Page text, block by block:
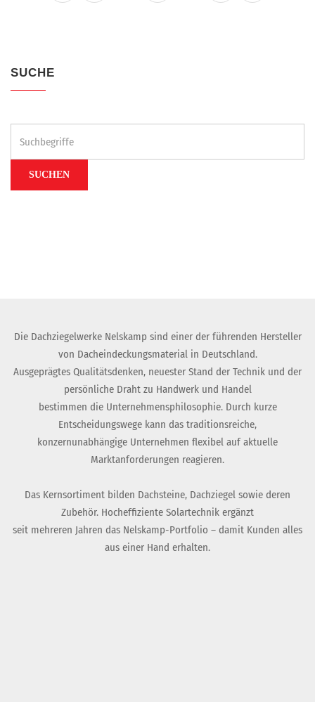
SUCHE
SUCHEN
Die Dachziegelwerke Nelskamp sind einer der führenden Hersteller
von Dacheindeckungsmaterial in Deutschland.
Ausgeprägtes Qualitätsdenken, neuester Stand der Technik und der
persönliche Draht zu Handwerk und Handel
bestimmen die Unternehmensphilosophie. Durch kurze
Entscheidungswege kann das traditionsreiche,
konzernunabhängige Unternehmen flexibel auf aktuelle
Marktanforderungen reagieren.
Das Kernsortiment bilden Dachsteine, Dachziegel sowie deren
Zubehör. Hocheffiziente Solartechnik ergänzt
seit mehreren Jahren das Nelskamp-Portfolio – damit Kunden alles
aus einer Hand erhalten.